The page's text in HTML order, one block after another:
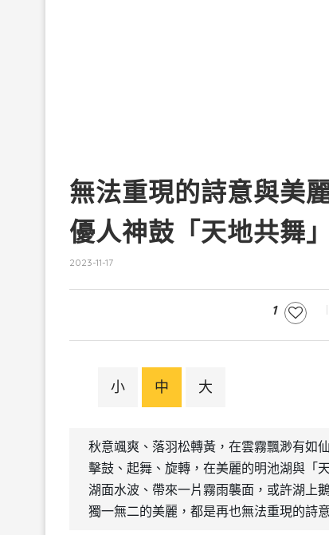
無法重現的詩意與美
優人神鼓「天地共舞」
2023-11-17
1
小 中 大
秋意颯爽、落羽松轉黃，在雲霧飄渺有如
擊鼓、起舞、旋轉，在美麗的明池湖與「
湖面水波、帶來一片霧雨襲面，或許湖上
獨一無二的美麗，都是再也無法重現的詩